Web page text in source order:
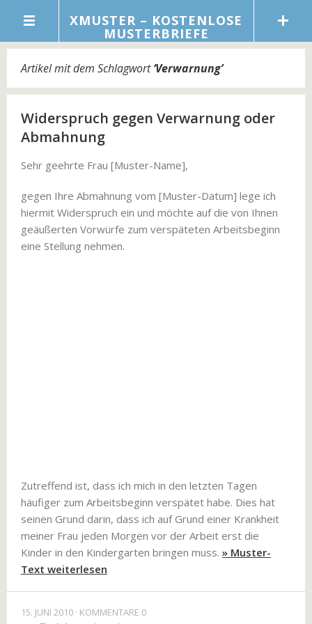
XMUSTER – KOSTENLOSE
MUSTERBRIEFE
Artikel mit dem Schlagwort‘Verwarnung’
Widerspruch gegen Verwarnung oder
Abmahnung
Sehr geehrte Frau [Muster-Name],
gegen Ihre Abmahnung vom [Muster-Datum] lege ich
hiermit Widerspruch ein und möchte auf die von Ihnen
geäußerten Vorwürfe zum verspäteten Arbeitsbeginn
eine Stellung nehmen.
Zutreffend ist, dass ich mich in den letzten Tagen
häufiger zum Arbeitsbeginn verspätet habe. Dies hat
seinen Grund darin, dass ich auf Grund einer Krankheit
meiner Frau jeden Morgen vor der Arbeit erst die
Kinder in den Kindergarten bringen muss. » Muster-
Text weiterlesen
15. JUNI 2010 KOMMENTARE 0